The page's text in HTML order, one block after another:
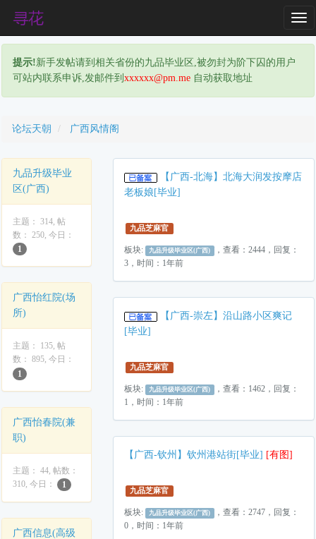
T
o
e
i
g
提示!新手发帖请到相关省份的九品毕业区,被勿封为阶下囚的用户
可站内联系申诉,发邮件到 xxxxxx@pm.me 自动获取地址
论坛天朝 广西风情阁
九品升级毕业
区(广西)
主题： 314, 帖
数： 250, 今日：
1
广西怡红院(场
所)
主题： 135, 帖
数： 895, 今日：
1
广西怡春院(兼
职)
主题： 44, 帖数：
310, 今日：
1
广西信息(高级
【广西-北海】北海大润发按摩店
老板娘[毕业]
九品芝麻官
板块: 九品升级毕业区(广西) ，查看：2444，回复：
3，时间：1年前
【广西-崇左】沿山路小区爽记
[毕业]
九品芝麻官
板块: 九品升级毕业区(广西) ，查看：1462，回复：
1，时间：1年前
【广西-钦州】钦州港站街[毕业] [有图]
九品芝麻官
板块: 九品升级毕业区(广西) ，查看：2747，回复：
0，时间：1年前